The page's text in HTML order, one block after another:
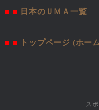
■ ■ 日本のＵＭＡ一覧
■ ■ トップページ (ホー
ス